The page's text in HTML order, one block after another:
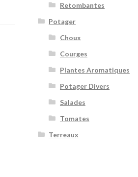
Retombantes
Potager
Choux
Courges
Plantes Aromatiques
Potager Divers
Salades
Tomates
Terreaux